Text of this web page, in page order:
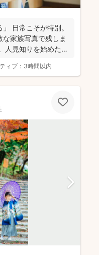
日常こそが特別。
家族写真で残しま
人見知りを始めた
ィブ： 3時間以内